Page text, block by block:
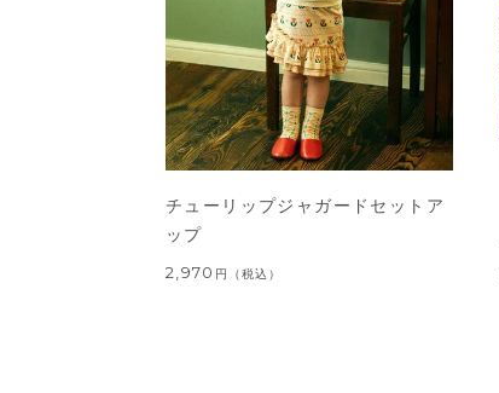
チューリップジャガードセットア
ップ
2,970 円 （税込）